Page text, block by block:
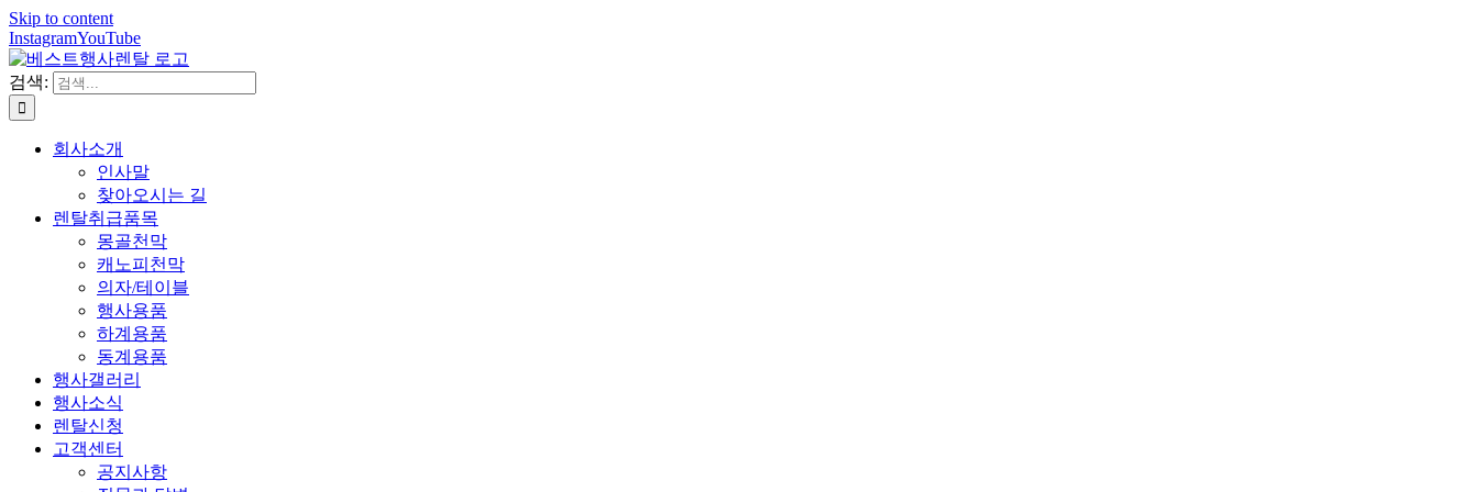
Skip to content
InstagramYouTube
검색:
회사소개
인사말
찾아오시는 길
렌탈취급품목
몽골천막
캐노피천막
의자/테이블
행사용품
하계용품
동계용품
행사갤러리
행사소식
렌탈신청
고객센터
공지사항